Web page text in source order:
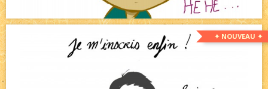
✦ NOUVEAU ✦